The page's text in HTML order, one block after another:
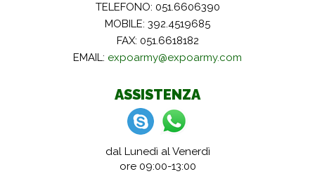
TELEFONO: 051.6606390
MOBILE: 392.4519685
FAX: 051.6618182
EMAIL: expoarmy@expoarmy.com
ASSISTENZA
dal Lunedì al Venerdì
ore 09:00-13:00